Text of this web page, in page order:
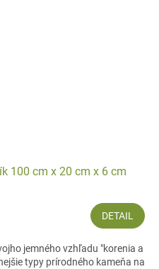
100 cm x 20 cm x 6 cm
DETAIL
jemného vzhľadu "korenia a
typy prírodného kameňa na